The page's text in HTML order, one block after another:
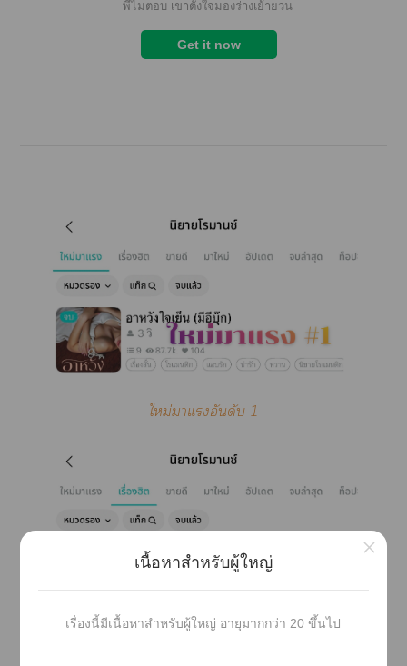
ใหม่าแอันดับ 1
เนื้อหาสำหรับผู้ใหญ่
เรื่องนี้มีเนื้อหาสำหรับผู้ใหญ่ อายุมากกว่า 20 ขึ้นไป
×